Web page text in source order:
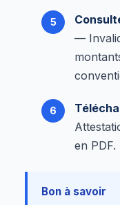
—
en PDF.
Bon à savoir